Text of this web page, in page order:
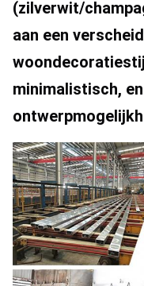
(zilverwit/
aan een
minimalistisch,